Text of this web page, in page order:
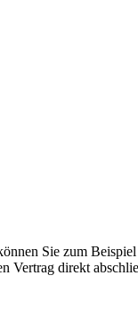
Sie zum
Vertrag direkt